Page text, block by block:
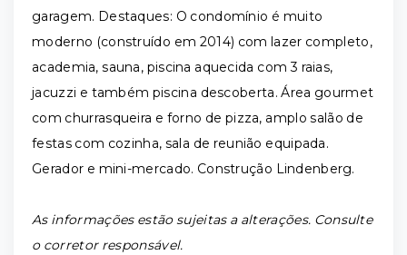
garagem. Destaques: O condomínio é muito
moderno (construído em 2014) com lazer completo,
academia, sauna, piscina aquecida com 3 raias,
jacuzzi e também piscina descoberta. Área gourmet
com churrasqueira e forno de pizza, amplo salão de
festas com cozinha, sala de reunião equipada.
Gerador e mini-mercado. Construção Lindenberg.
As informações estão sujeitas a alterações. Consulte
o corretor responsável.